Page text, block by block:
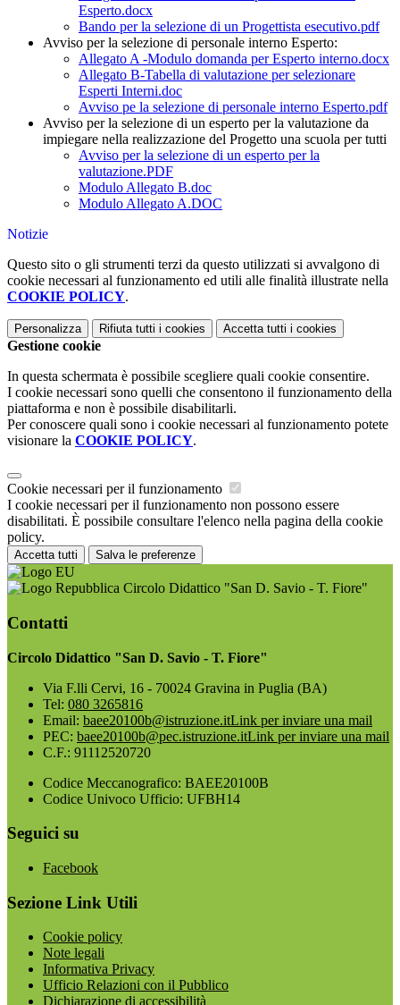
Esperto.docx
Bando per la selezione di un Progettista esecutivo.pdf
Avviso per la selezione di personale interno Esperto:
Allegato A -Modulo domanda per Esperto interno.docx
Allegato B-Tabella di valutazione per selezionare
Esperti Interni.doc
Avviso pe la selezione di personale interno Esperto.pdf
Avviso per la selezione di un esperto per la valutazione da
impiegare nella realizzazione del Progetto una scuola per tutti
Avviso per la selezione di un esperto per la
valutazione.PDF
Modulo Allegato B.doc
Modulo Allegato A.DOC
Notizie
Questo sito o gli strumenti terzi da questo utilizzati si avvalgono di
cookie necessari al funzionamento ed utili alle finalità illustrate nella
COOKIE POLICY.
Personalizza Rifiuta tutti i cookies Accetta tutti i cookies
Gestione cookie
In questa schermata è possibile scegliere quali cookie consentire.
I cookie necessari sono quelli che consentono il funzionamento della
piattaforma e non è possibile disabilitarli.
Per conoscere quali sono i cookie necessari al funzionamento potete
visionare la COOKIE POLICY.
Cookie necessari per il funzionamento
I cookie necessari per il funzionamento non possono essere
disabilitati. È possibile consultare l'elenco nella pagina della cookie
policy.
Accetta tutti Salva le preferenze
Circolo Didattico "San D. Savio - T. Fiore"
Contatti
Circolo Didattico "San D. Savio - T. Fiore"
Via F.lli Cervi, 16 - 70024 Gravina in Puglia (BA)
Tel: 080 3265816
Email: baee20100b@istruzione.itLink per inviare una mail
PEC: baee20100b@pec.istruzione.itLink per inviare una mail
C.F.: 91112520720
Codice Meccanografico: BAEE20100B
Codice Univoco Ufficio: UFBH14
Seguici su
Facebook
Sezione Link Utili
Cookie policy
Note legali
Informativa Privacy
Ufficio Relazioni con il Pubblico
Dichiarazione di accessibilità